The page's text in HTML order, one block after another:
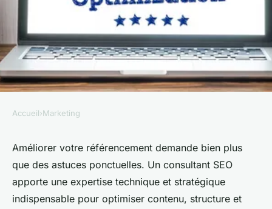
Comment améliorer votre
référencement avec un
consultant seo ?
Accueil›Marketing
Améliorer votre référencement demande bien plus
que des astuces ponctuelles. Un consultant SEO
apporte une expertise technique et stratégique
indispensable pour optimiser contenu, structure et